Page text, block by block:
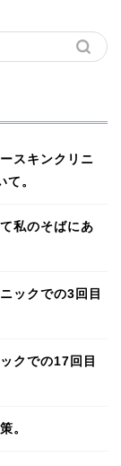
スキンクリニ
。
私のそばにあ
ックでの3回目
クでの17回目
。